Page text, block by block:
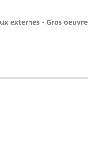
externes - Gros oeuvre